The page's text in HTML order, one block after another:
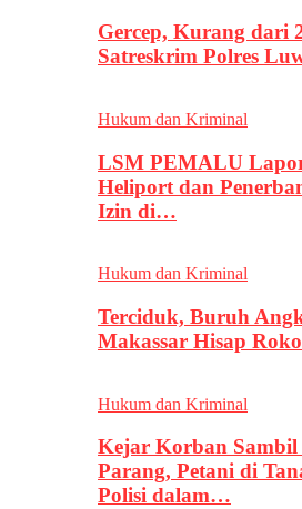
Gercep, Kurang dari
Satreskrim Polres
Hukum dan Kriminal
LSM PEMALU
Heliport dan
Izin di…
Hukum dan Kriminal
Terciduk, Buruh
Makassar Hisap
Hukum dan Kriminal
Kejar Korban Sambil
Parang, Petani di
Polisi dalam…